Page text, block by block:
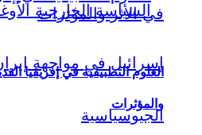
العلوم التطبيقية في إفريقيا
والمؤثرات